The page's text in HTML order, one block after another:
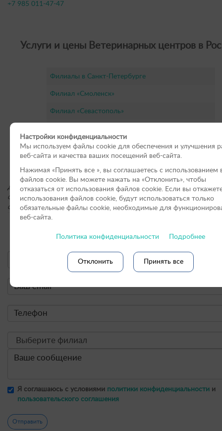
+7 985 011-47-47
Услуги и цены Ветеринарных центров в
Филиалы в Санкт-Петербурге
Филиал «Смоленск»
Филиал «Севастополь»
«Клиника Кошек» г. Москва
Для получения подробной информации о стоимости услуг,
обращайтесь по контактным телефонам или оставьте онлайн-
сайте.
Я соглашаюсь с условиями политики конфиденциальности и
пользовательского соглашения
Отправить
Настройки конфиденциальности
Мы используем файлы cookie для обеспечения и улучшения
веб-сайта и качества ваших посещений веб-сайта.
Нажимая «Принять вce », вы соглашаетесь с использованием
файлов cookie. Вы можете нажать на «Отклонить», чтобы
отказаться от использования файлов сookie. Если вы
использования файлов cookie, будут использоваться только
обязательные файлы cookie, необходимые для
веб-сайта.
Политика конфиденциальности Подробнее
Отклонить Принять все